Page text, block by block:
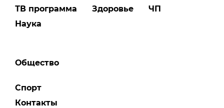
ТВ программа
Наука
Здоровье
ЧП
Общество
Спорт
Контакты